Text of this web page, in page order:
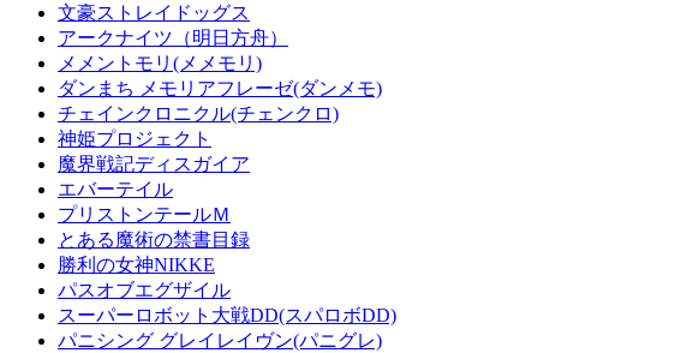
文豪ストレイドッグス
アークナイツ（明日方舟）
メメントモリ(メメモリ)
ダンまち メモリアフレーゼ(ダンメモ)
チェインクロニクル(チェンクロ)
神姫プロジェクト
魔界戦記ディスガイア
エバーテイル
プリストンテールＭ
とある魔術の禁書目録
勝利の女神NIKKE
パスオブエグザイル
スーパーロボット大戦DD(スパロボDD)
パニシング グレイレイヴン(パニグレ)